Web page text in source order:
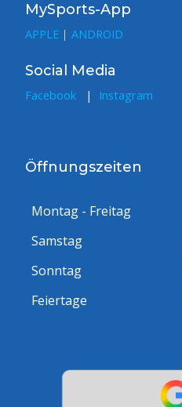
MySports-App
APPLE | ANDROID
Social Media
Facebook | Instagram
Öffnungszeiten
Montag - Freitag
Samstag
Sonntag
Feiertage